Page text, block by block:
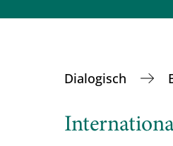
Dialogisch